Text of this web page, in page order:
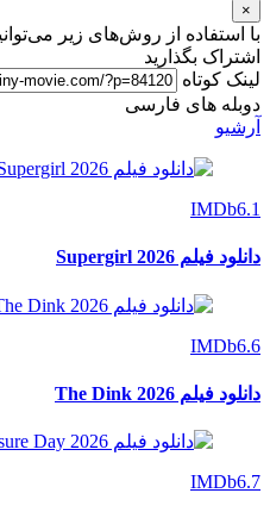
×
با استفاده از روش‌های زیر
اشتراک بگذارید
لینک کوتاه
دوبله های فارسی
آرشیو
IMDb6.1
دانلود فیلم Supergirl 2026
IMDb6.6
دانلود فیلم The Dink 2026
IMDb6.7